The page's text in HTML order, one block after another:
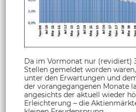
Da im Vormonat nur (revidiert)
Stellen gemeldet worden
unter den Erwartungen und
der vorangegangenen Monate
angesichts der aktuell wieder
Erleichterung – die